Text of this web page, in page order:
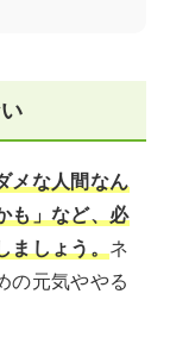
メな人間なん
も」など、必
ましょう。ネ
の元気ややる